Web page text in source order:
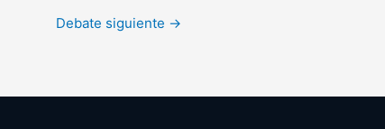
Debate siguiente →